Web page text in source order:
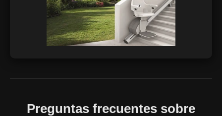
Preguntas frecuentes sobre